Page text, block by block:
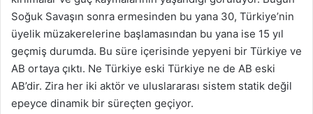
Soğuk Savaşın sonra ermesinden bu yana 30, Türkiye’nin
üyelik müzakerelerine başlamasından bu yana ise 15 yıl
geçmiş durumda. Bu süre içerisinde yepyeni bir Türkiye ve
AB ortaya çıktı. Ne Türkiye eski Türkiye ne de AB eski
AB’dir. Zira her iki aktör ve uluslararası sistem statik değil
epeyce dinamik bir süreçten geçiyor.